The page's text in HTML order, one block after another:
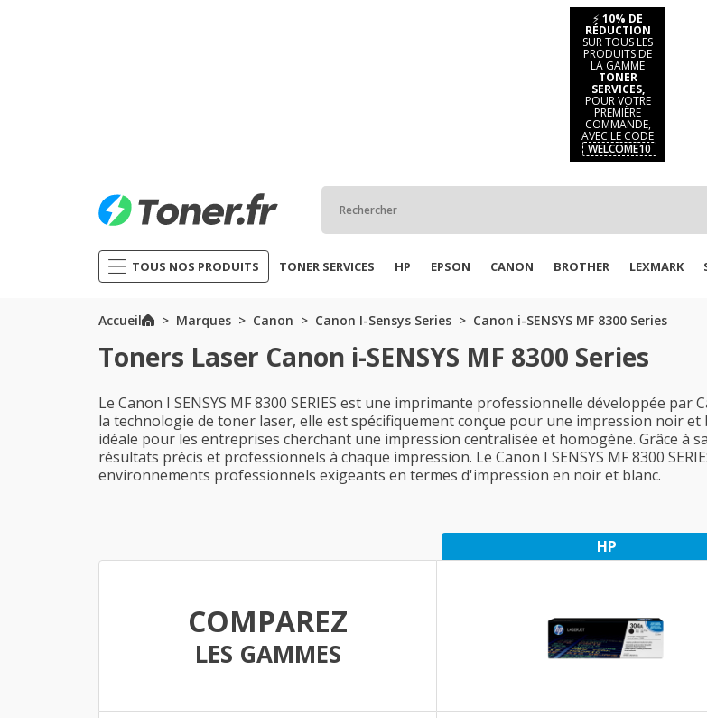
⚡ 10% DE
RÉDUCTION
SUR TOUS LES
PRODUITS DE
LA GAMME
TONER
SERVICES,
POUR VOTRE
PREMIÈRE
COMMANDE,
AVEC LE CODE
WELCOME10
TOUS NOS PRODUITS TONER SERVICES HP EPSON CANON BROTHER LEXMARK
Accueil Marques Canon Canon I-Sensys Series Canon i-SENSYS MF 8300 Series
Toners Laser Canon i-SENSYS MF 8300 Series
Le Canon I SENSYS MF 8300 SERIES est une imprimante professionnelle développée
la technologie de toner laser, elle est spécifiquement conçue pour une impression noir
idéale pour les entreprises cherchant une impression centralisée et homogène. Grâce à
résultats précis et professionnels à chaque impression. Le Canon I SENSYS MF 8300
environnements professionnels exigeants en termes d'impression en noir et blanc.
HP
COMPAREZ
LES GAMMES